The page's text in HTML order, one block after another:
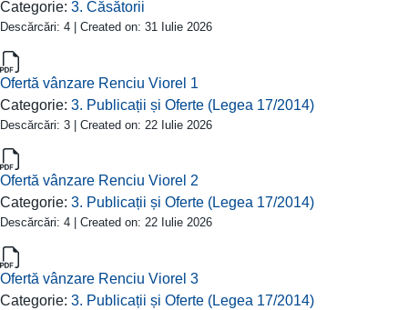
Categorie: 3. Căsătorii
Descărcări: 4 | Created on: 31 Iulie 2026
Ofertă vânzare Renciu Viorel 1
Categorie: 3. Publicații și Oferte (Legea 17/2014)
Descărcări: 3 | Created on: 22 Iulie 2026
Ofertă vânzare Renciu Viorel 2
Categorie: 3. Publicații și Oferte (Legea 17/2014)
Descărcări: 4 | Created on: 22 Iulie 2026
Ofertă vânzare Renciu Viorel 3
Categorie: 3. Publicații și Oferte (Legea 17/2014)